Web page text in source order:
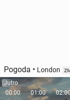
Pogoda • London
Jutro
00:00
01:00